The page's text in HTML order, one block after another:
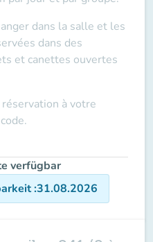
dans la salle et les
dans des
et canettes ouvertes
à votre
verfügbar
:31.08.2026